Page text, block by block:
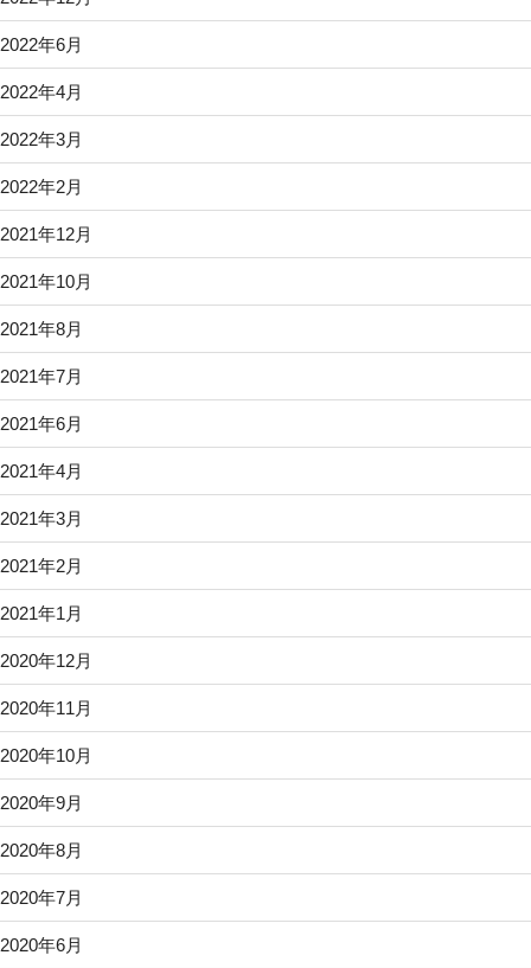
2022年6月
2022年4月
2022年3月
2022年2月
2021年12月
2021年10月
2021年8月
2021年7月
2021年6月
2021年4月
2021年3月
2021年2月
2021年1月
2020年12月
2020年11月
2020年10月
2020年9月
2020年8月
2020年7月
2020年6月